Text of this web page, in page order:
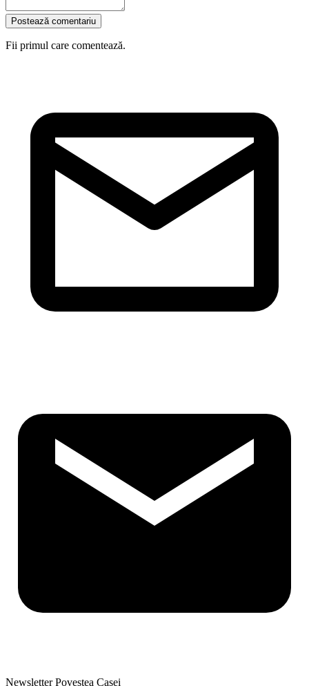
Postează comentariu
Fii primul care comentează.
Newsletter Povestea Casei